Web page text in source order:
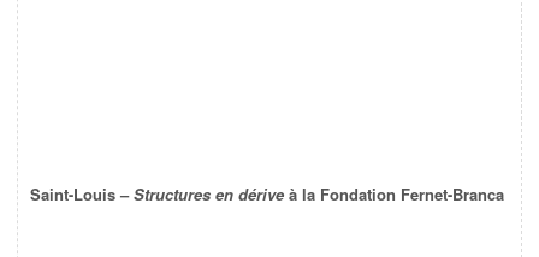
Saint-Louis –Structures en dérive à la Fondation Fernet-Branca